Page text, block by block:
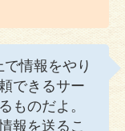
情報をやり
できるサー
ものだよ。
報を送るこ